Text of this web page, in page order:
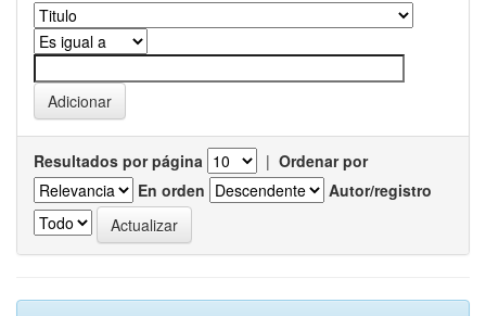
Resultados por página | Ordenar por
En orden
Autor/registro